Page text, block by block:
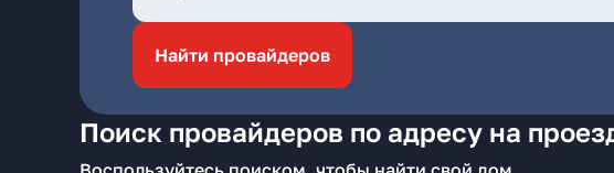
Найти провайдеров
Поиск провайдеров по адресу на